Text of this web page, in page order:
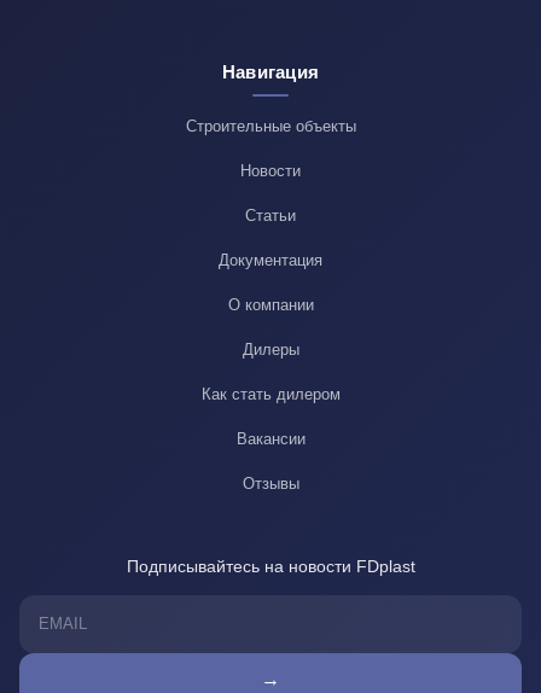
Навигация
Строительные объекты
Новости
Статьи
Документация
О компании
Дилеры
Как стать дилером
Вакансии
Отзывы
Подписывайтесь на новости FDplast
→